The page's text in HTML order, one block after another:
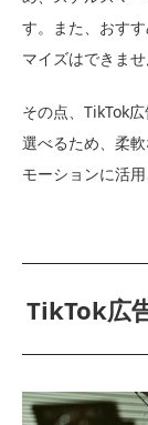
す。また、おす
マイズはできませ
その点、TikTok
選べるため、柔
モーションに活用
TikTok広